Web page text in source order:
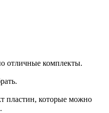
отличные комплекты.
пластин, которые можно